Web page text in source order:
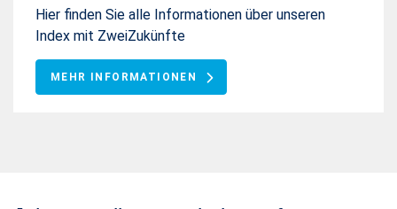
Hier finden Sie alle Informationen über unseren
Index mit ZweiZukünfte
MEHR INFORMATIONEN